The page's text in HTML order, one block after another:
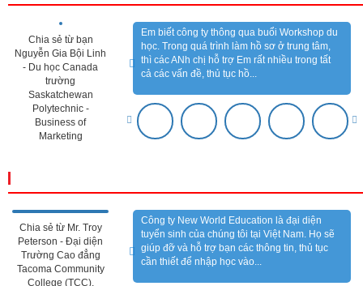
Chia sẻ từ bạn
Nguyễn Gia Bội Linh
- Du học Canada
trường
Saskatchewan
Polytechnic -
Business of
Marketing
Em biết công ty thông qua buổi Workshop du
học. Trong quá trình làm hồ sơ ở trung tâm,
thì các ANh chị hỗ trợ Em rất nhiều trong tất
cả các vấn đề, thủ tục hồ...
Chia sẻ từ Mr. Troy
Peterson - Đại diện
Trường Cao đẳng
Tacoma Community
College (TCC),
Công ty New World Education là đại diện
tuyển sinh của chúng tôi tại Việt Nam. Họ sẽ
giúp đỡ và hỗ trợ bạn các thông tin, thủ tục
cần thiết để nhập học vào...